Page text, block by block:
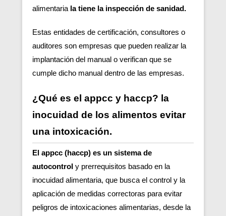
alimentaria la tiene la inspección de sanidad.
Estas entidades de certificación, consultores o
auditores son empresas que pueden realizar la
implantación del manual o verifican que se
cumple dicho manual dentro de las empresas.
¿Qué es el appcc y haccp? la
inocuidad de los alimentos evitar
una intoxicación.
El appcc (haccp) es un sistema de
autocontrol y prerrequisitos basado en la
inocuidad alimentaria, que busca el control y la
aplicación de medidas correctoras para evitar
peligros de intoxicaciones alimentarias, desde la